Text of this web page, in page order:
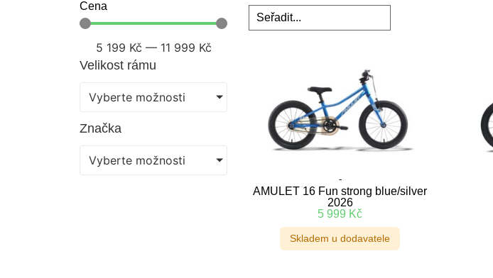
Cena
5 199 Kč — 11 999 Kč
Velikost rámu
Vyberte možnosti
Značka
Vyberte možnosti
-
AMULET 16 Fun strong blue/silver
2026
5 999 Kč
Skladem u dodavatele